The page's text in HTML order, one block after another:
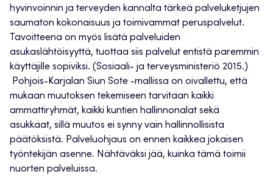
hyvinvoinnin ja terveyden kannalta tärkeä palveluketjujen
saumaton kokonaisuus ja toimivammat peruspalvelut.
Tavoitteena on myös lisätä palveluiden
asukaslähtöisyyttä, tuottaa siis palvelut entistä paremmin
käyttäjille sopiviksi. (Sosiaali- ja terveysministeriö 2015.)
Pohjois-Karjalan Siun Sote -mallissa on oivallettu, että
mukaan muutoksen tekemiseen tarvitaan kaikki
ammattiryhmät, kaikki kuntien hallinnonalat sekä
asukkaat, sillä muutos ei synny vain hallinnollisista
päätöksistä. Palveluohjaus on ennen kaikkea jokaisen
työntekijän asenne. Nähtäväksi jää, kuinka tämä toimii
nuorten palveluissa.